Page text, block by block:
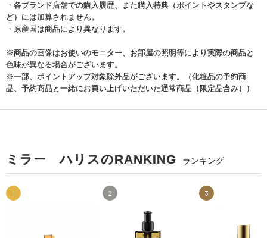
・各ブランド店舗での購入履歴、また購入特典（ポイントやスタンプな
ど）には加算されません。
・原産国は商品により異なります。
※商品の画像はお使いのモニター、お部屋の照明等により実際の商品と
色味が異なる場合がございます。
※一部、ポイントアップ対象除外品がございます。（化粧品の予約商
品、予約商品と一緒にお買い上げいただいた通常商品（限定品含み））
ミラー ハリスのRANKING ランキング
1 2 3